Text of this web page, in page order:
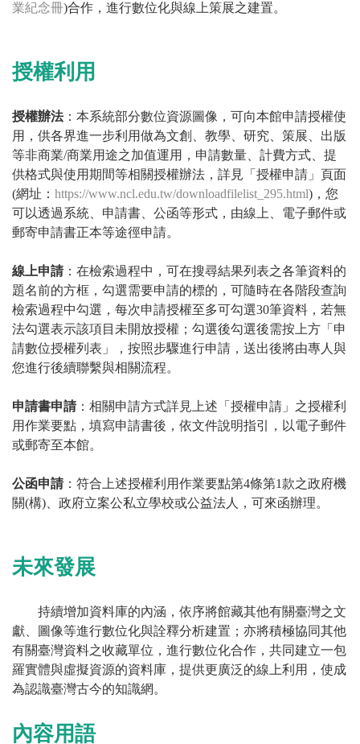
業紀念冊)合作，進行數位化與線上策展之建置。
授權利用
授權辦法：本系統部分數位資源圖像，可向本館申請授權使
用，供各界進一步利用做為文創、教學、研究、策展、出版
等非商業/商業用途之加值運用，申請數量、計費方式、提
供格式與使用期間等相關授權辦法，詳見「授權申請」頁面
(網址： https://www.ncl.edu.tw/downloadfilelist_295.html)，您
可以透過系統、申請書、公函等形式，由線上、電子郵件或
郵寄申請書正本等途徑申請。
線上申請：在檢索過程中，可在搜尋結果列表之各筆資料的
題名前的方框，勾選需要申請的標的，可隨時在各階段查詢
檢索過程中勾選，每次申請授權至多可勾選30筆資料，若無
法勾選表示該項目未開放授權；勾選後勾選後需按上方「申
請數位授權列表」，按照步驟進行申請，送出後將由專人與
您進行後續聯繫與相關流程。
申請書申請：相關申請方式詳見上述「授權申請」之授權利
用作業要點，填寫申請書後，依文件說明指引，以電子郵件
或郵寄至本館。
公函申請：符合上述授權利用作業要點第4條第1款之政府機
關(構)、政府立案公私立學校或公益法人，可來函辦理。
未來發展
持續增加資料庫的內涵，依序將館藏其他有關臺灣之文
獻、圖像等進行數位化與詮釋分析建置；亦將積極協同其他
有關臺灣資料之收藏單位，進行數位化合作，共同建立一包
羅實體與虛擬資源的資料庫，提供更廣泛的線上利用，使成
為認識臺灣古今的知識網。
內容用語